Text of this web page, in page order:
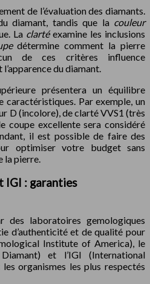
de l’évaluation des diamants.
diamant, tandis que la couleur
La clartéexamine les inclusions
détermine comment la pierre
de ces critères influence
du diamant.
présentera un équilibre
caractéristiques. Par exemple, un
D (incolore), de clarté VVS1 (très
coupe excellente sera considéré
il est possible de faire des
optimiser votre budget sans
la pierre.
IGI : garanties
des laboratoires gemologiques
d’authenticité et de qualité pour
Institute of America), le
et l’IGI (International
organismes les plus respectés